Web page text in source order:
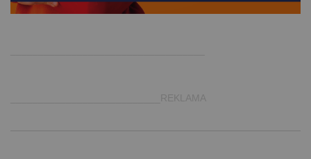
___________________________REKLAMA